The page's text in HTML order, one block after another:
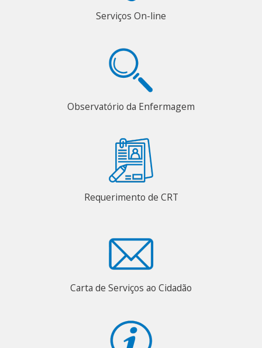
Serviços On-line
Observatório da Enfermagem
Requerimento de CRT
Carta de Serviços ao Cidadão